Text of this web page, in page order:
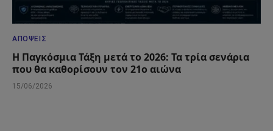
ΑΠΌΨΕΙΣ
Η Παγκόσμια Τάξη μετά το 2026: Τα τρία σενάρια
που θα καθορίσουν τον 21ο αιώνα
15/06/2026